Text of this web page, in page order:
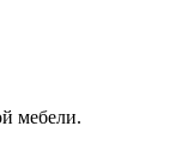
мебели.